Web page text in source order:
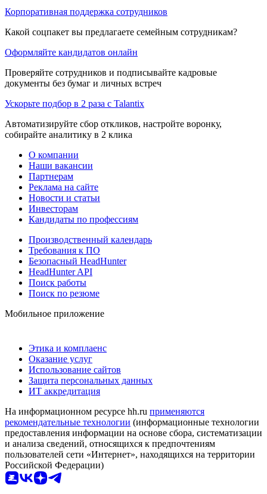
Корпоративная поддержка сотрудников
Какой соцпакет вы предлагаете семейным сотрудникам?
Оформляйте кандидатов онлайн
Проверяйте сотрудников и подписывайте кадровые
документы без бумаг и личных встреч
Ускорьте подбор в 2 раза с Talantix
Автоматизируйте сбор откликов, настройте воронку,
собирайте аналитику в 2 клика
О компании
Наши вакансии
Партнерам
Реклама на сайте
Новости и статьи
Инвесторам
Кандидаты по профессиям
Производственный календарь
Требования к ПО
Безопасный HeadHunter
HeadHunter API
Поиск работы
Поиск по резюме
Мобильное приложение
Этика и комплаенс
Оказание услуг
Использование сайтов
Защита персональных данных
ИТ аккредитация
На информационном ресурсе hh.ru применяются
рекомендательные технологии (информационные технологии
предоставления информации на основе сбора, систематизации
и анализа сведений, относящихся к предпочтениям
пользователей сети «Интернет», находящихся на территории
Российской Федерации)